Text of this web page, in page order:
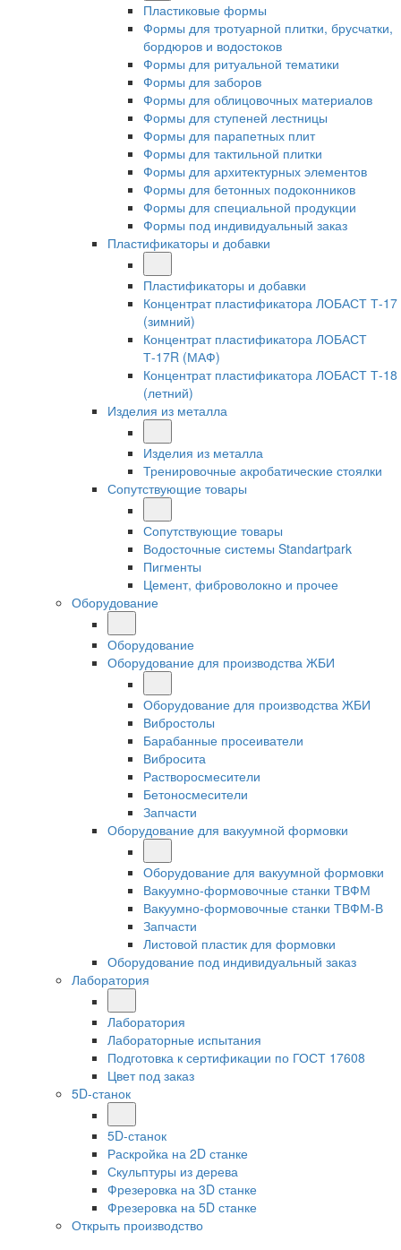
Пластиковые формы
Формы для тротуарной плитки, брусчатки,
бордюров и водостоков
Формы для ритуальной тематики
Формы для заборов
Формы для облицовочных материалов
Формы для ступеней лестницы
Формы для парапетных плит
Формы для тактильной плитки
Формы для архитектурных элементов
Формы для бетонных подоконников
Формы для специальной продукции
Формы под индивидуальный заказ
Пластификаторы и добавки
Пластификаторы и добавки
Концентрат пластификатора ЛОБАСТ Т-17
(зимний)
Концентрат пластификатора ЛОБАСТ
Т-17R (МАФ)
Концентрат пластификатора ЛОБАСТ Т-18
(летний)
Изделия из металла
Изделия из металла
Тренировочные акробатические стоялки
Сопутствующие товары
Сопутствующие товары
Водосточные системы Standartpark
Пигменты
Цемент, фиброволокно и прочее
Оборудование
Оборудование
Оборудование для производства ЖБИ
Оборудование для производства ЖБИ
Вибростолы
Барабанные просеиватели
Вибросита
Растворосмесители
Бетоносмесители
Запчасти
Оборудование для вакуумной формовки
Оборудование для вакуумной формовки
Вакуумно-формовочные станки ТВФМ
Вакуумно-формовочные станки ТВФМ-В
Запчасти
Листовой пластик для формовки
Оборудование под индивидуальный заказ
Лаборатория
Лаборатория
Лабораторные испытания
Подготовка к сертификации по ГОСТ 17608
Цвет под заказ
5D-станок
5D-станок
Раскройка на 2D станке
Скульптуры из дерева
Фрезеровка на 3D станке
Фрезеровка на 5D станке
Открыть производство